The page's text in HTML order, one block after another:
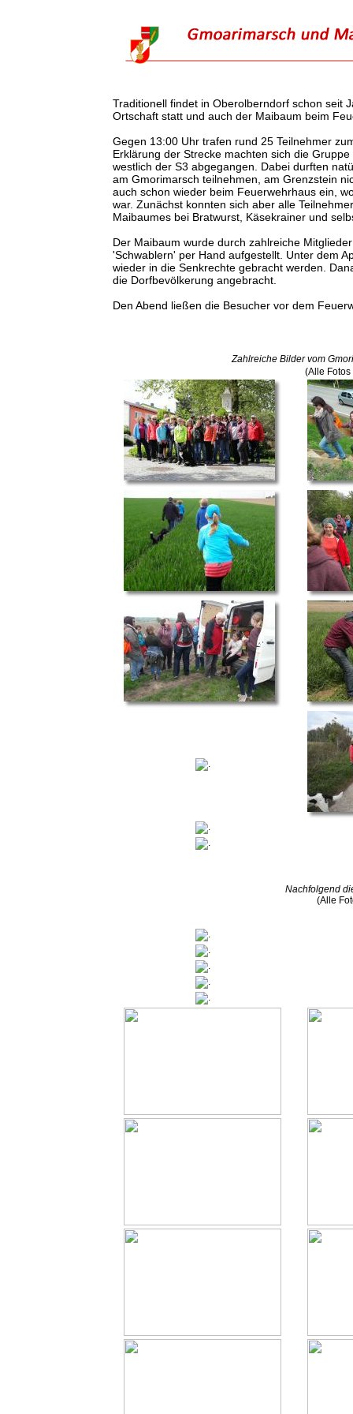
Traditionell findet in Oberolberndorf schon seit
Ortschaft statt und auch der Maibaum beim
Gegen 13:00 Uhr trafen rund 25 Teilnehmer
Erklärung der Strecke machten sich die
westlich der S3 abgegangen. Dabei durften
am Gmorimarsch teilnehmen, am Grenzstein
auch schon wieder beim Feuerwehrhaus ein,
war. Zunächst konnten sich aber alle
Maibaumes bei Bratwurst, Käsekrainer und
Der Maibaum wurde durch zahlreiche
'Schwablern' per Hand aufgestellt. Unter dem
wieder in die Senkrechte gebracht werden.
die Dorfbevölkerung angebracht.
Den Abend ließen die Besucher vor dem
Zahlreiche Bilder vom
(Alle
Nachfolgend
(Alle